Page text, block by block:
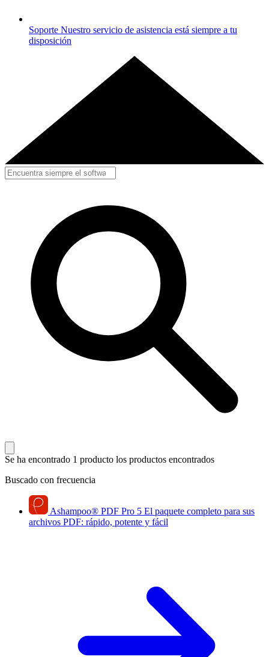
Soporte Nuestro servicio de asistencia está siempre a tu
disposición
Se ha encontrado 1 producto los productos encontrados
Buscado con frecuencia
Ashampoo® PDF Pro 5 El paquete completo para sus
archivos PDF: rápido, potente y fácil